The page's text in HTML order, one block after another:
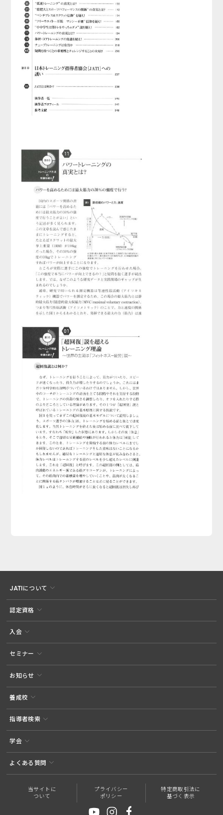
JATIについて
認定資格
入会
セミナー
お知らせ
養成校
指導者検索
学会
よくある質問
当サイトに
ついて
プライバシー
ポリシー
特定商取引法に
基づく表示